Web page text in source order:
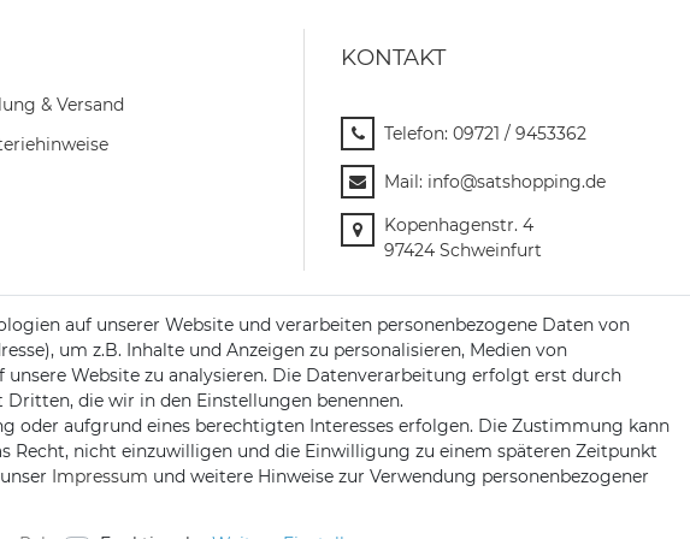
& Versand
KONTAKT
Telefon: 09721 / 9453362
Mail: info@satshopping.de
Kopenhagenstr. 4
97424 Schweinfurt
auf unserer Website und verarbeiten personenbezogene Daten von
um z.B. Inhalte und Anzeigen zu personalisieren, Medien von
Website zu analysieren. Die Datenverarbeitung erfolgt erst durch
die wir in den Einstellungen benennen.
oder aufgrund eines berechtigten Interesses erfolgen. Die Zustimmung kann
Recht, nicht einzuwilligen und die Einwilligung zu einem späteren Zeitpunkt
Impressum und weitere Hinweise zur Verwendung personenbezogener